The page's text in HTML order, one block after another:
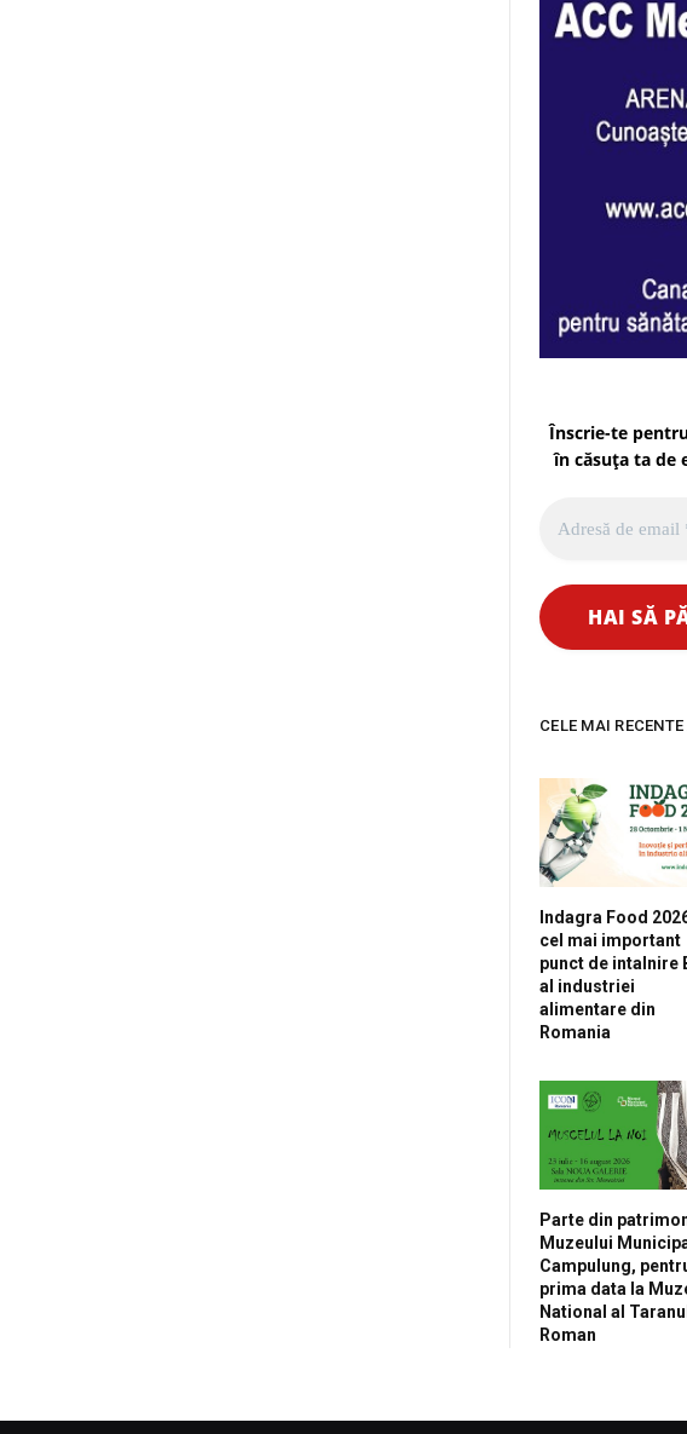
Înscrie-te
în căsuța ta de
CELE MAI
Indagra Food
cel mai important
punct de intalnire
al industriei
alimentare din
Romania
Parte din
Muzeului
Campulung,
prima data la
National al
Roman